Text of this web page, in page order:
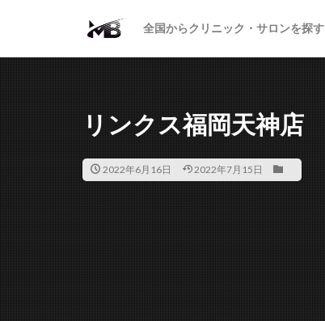
全国からクリニック・サロンを探す
二重・まぶた
鼻の形
小顔・輪郭
痩身・医療ダイエット
肌の悩み・スキンケア
わきが・多汗症
AGA
包茎・ED
医療脱毛
脱毛サロン
パーソナルジム
リンクス福岡天神店
2022年6月16日 2022年7月15日